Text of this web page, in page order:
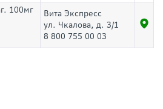
100мг
Вита Экспресс
ул. Чкалова, д. 3/1
8 800 755 00 03